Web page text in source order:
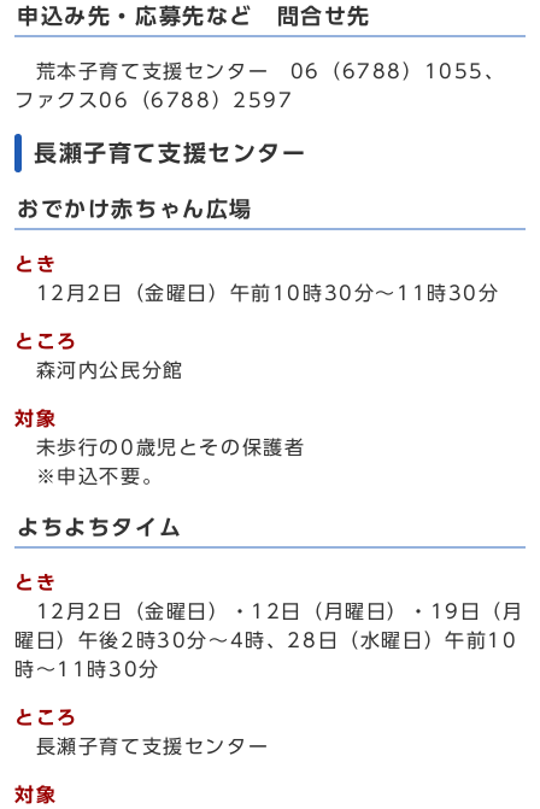
申込み先・応募先など 問合せ先
荒本子育て支援センター 06（6788）1055、
ファクス06（6788）2597
長瀬子育て支援センター
おでかけ赤ちゃん広場
とき
12月2日（金曜日）午前10時30分～11時30分
ところ
森河内公民分館
対象
未歩行の0歳児とその保護者
※申込不要。
よちよちタイム
とき
12月2日（金曜日）・12日（月曜日）・19日（月
曜日）午後2時30分～4時、28日（水曜日）午前10
時～11時30分
ところ
長瀬子育て支援センター
対象